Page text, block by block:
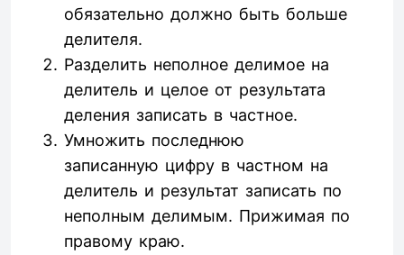
обязательно должно быть больше
делителя.
Разделить неполное делимое на
делитель и целое от результата
деления записать в частное.
Умножить последнюю
записанную цифру в частном на
делитель и результат записать по
неполным делимым. Прижимая по
правому краю.